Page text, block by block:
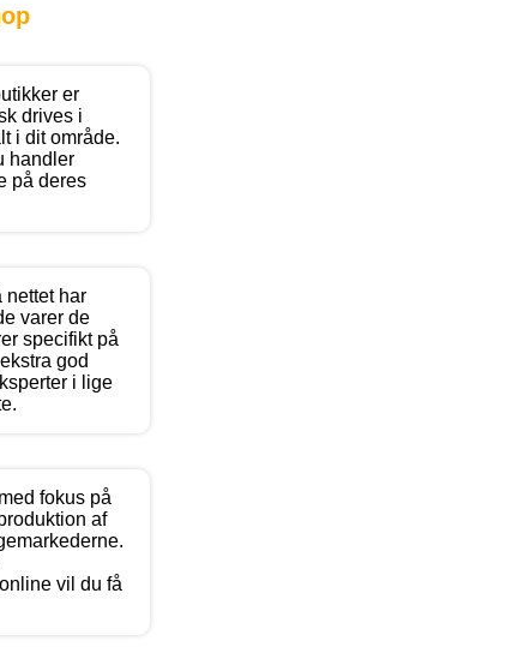
er
drives i
i dit område.
handler
på deres
nettet har
varer de
specifikt på
god
i lige
fokus på
af
vil du få